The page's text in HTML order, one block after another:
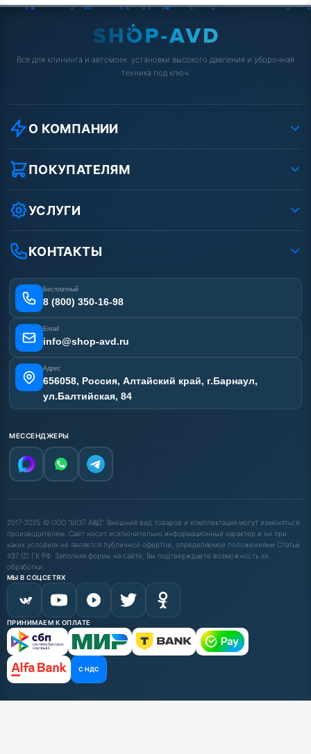
Всё для клининга и автомоек: установки высокого давления и уборочная
техника под ключ.
О КОМПАНИИ
О компании
Реквизиты ООО «Шоп АВД»
Условия соглашения
Вакансии
Статьи
ПОКУПАТЕЛЯМ
Как заказать?
Оплата
Лизинг
Получить скидку
УСЛУГИ
Ремонт АВД
Сертификаты
Отзывы наших клиентов
Карта сайта
КОНТАКТЫ
Бесплатный
8 (800) 350-16-98
Email
info@shop-avd.ru
Адрес
656058, Россия, Алтайский край, г.Барнаул,
ул.Балтийская, 84
МЕССЕНДЖЕРЫ
2017-2025 © ООО "ШОП АВД". Внешний вид товаров и комплектация могут изменяться
производителем. Сайт носит исключительно информационный характер и ни при
каких условиях не является публичной офертой, определяемой положениями Статьи
437 (2) ГК РФ. Заполняя формы на сайте, Вы подтверждаете возможность их
обработки.
МЫ В СОЦСЕТЯХ
ПРИНИМАЕМ К ОПЛАТЕ
С НДС